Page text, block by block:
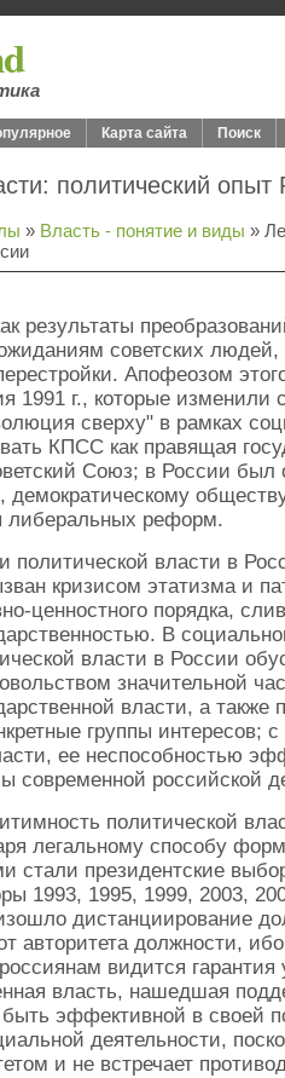
Карта сайта Поиск
политический опыт
» Власть - понятие и виды »
результаты
советских людей,
Апофеозом
1991 г., которые
сверху" в рамках
КПСС как правящая
Союз; в России был
демократическому
либеральных реформ.
политической власти в
кризисом этатизма и
ценностного порядка,
В
власти в России
значительной
власти, а также
группы интересов;
ее неспособностью
современной российской
политической
легальному способу
стали президентские
1993, 1995, 1999, 2003,
дистанциирование
авторитета должности,
видится
власть, нашедшая
эффективной в своей
деятельности,
и не встречает